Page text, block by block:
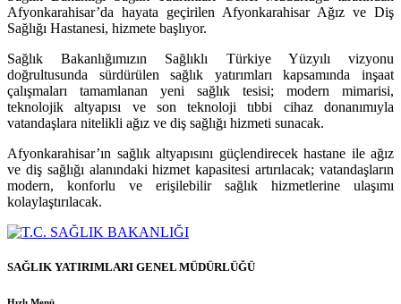
Afyonkarahisar’da hayata geçirilen Afyonkarahisar Ağız ve Diş
Sağlığı Hastanesi, hizmete başlıyor.
Sağlık Bakanlığımızın Sağlıklı Türkiye Yüzyılı vizyonu
doğrultusunda sürdürülen sağlık yatırımları kapsamında inşaat
çalışmaları tamamlanan yeni sağlık tesisi; modern mimarisi,
teknolojik altyapısı ve son teknoloji tıbbi cihaz donanımıyla
vatandaşlara nitelikli ağız ve diş sağlığı hizmeti sunacak.
Afyonkarahisar’ın sağlık altyapısını güçlendirecek hastane ile ağız
ve diş sağlığı alanındaki hizmet kapasitesi artırılacak; vatandaşların
modern, konforlu ve erişilebilir sağlık hizmetlerine ulaşımı
kolaylaştırılacak.
SAĞLIK YATIRIMLARI GENEL MÜDÜRLÜĞÜ